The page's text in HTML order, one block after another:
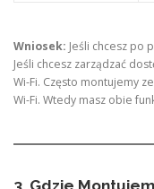
Wniosek: Jeśli chcesz po
Jeśli chcesz zarządzać
Wi-Fi. Często montujemy
Wi-Fi. Wtedy masz obie